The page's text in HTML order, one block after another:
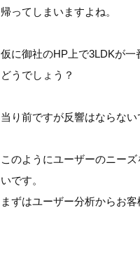
帰ってしまいますよね。
仮に御社のHP上で3LDKが
どうでしょう？
当り前ですが反響はならない
このようにユーザーのニー
いです。
まずはユーザー分析からお